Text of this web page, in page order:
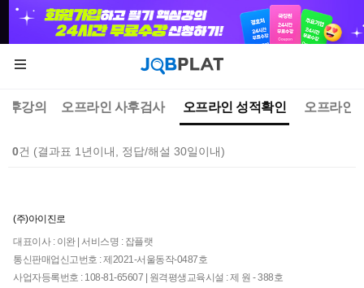
후강의 오프라인 사후검사 오프라인 성적확인 오프라인
0건 (결과표 1년이내, 정답/해설 30일이내)
(주)아이진로
대표이사 : 이완 | 서비스명 : 잡플랫
통신판매업신고번호 : 제2021-서울동작-0487호
사업자등록번호 : 108-81-65607 | 원격평생교육시설 : 제 원 - 388호